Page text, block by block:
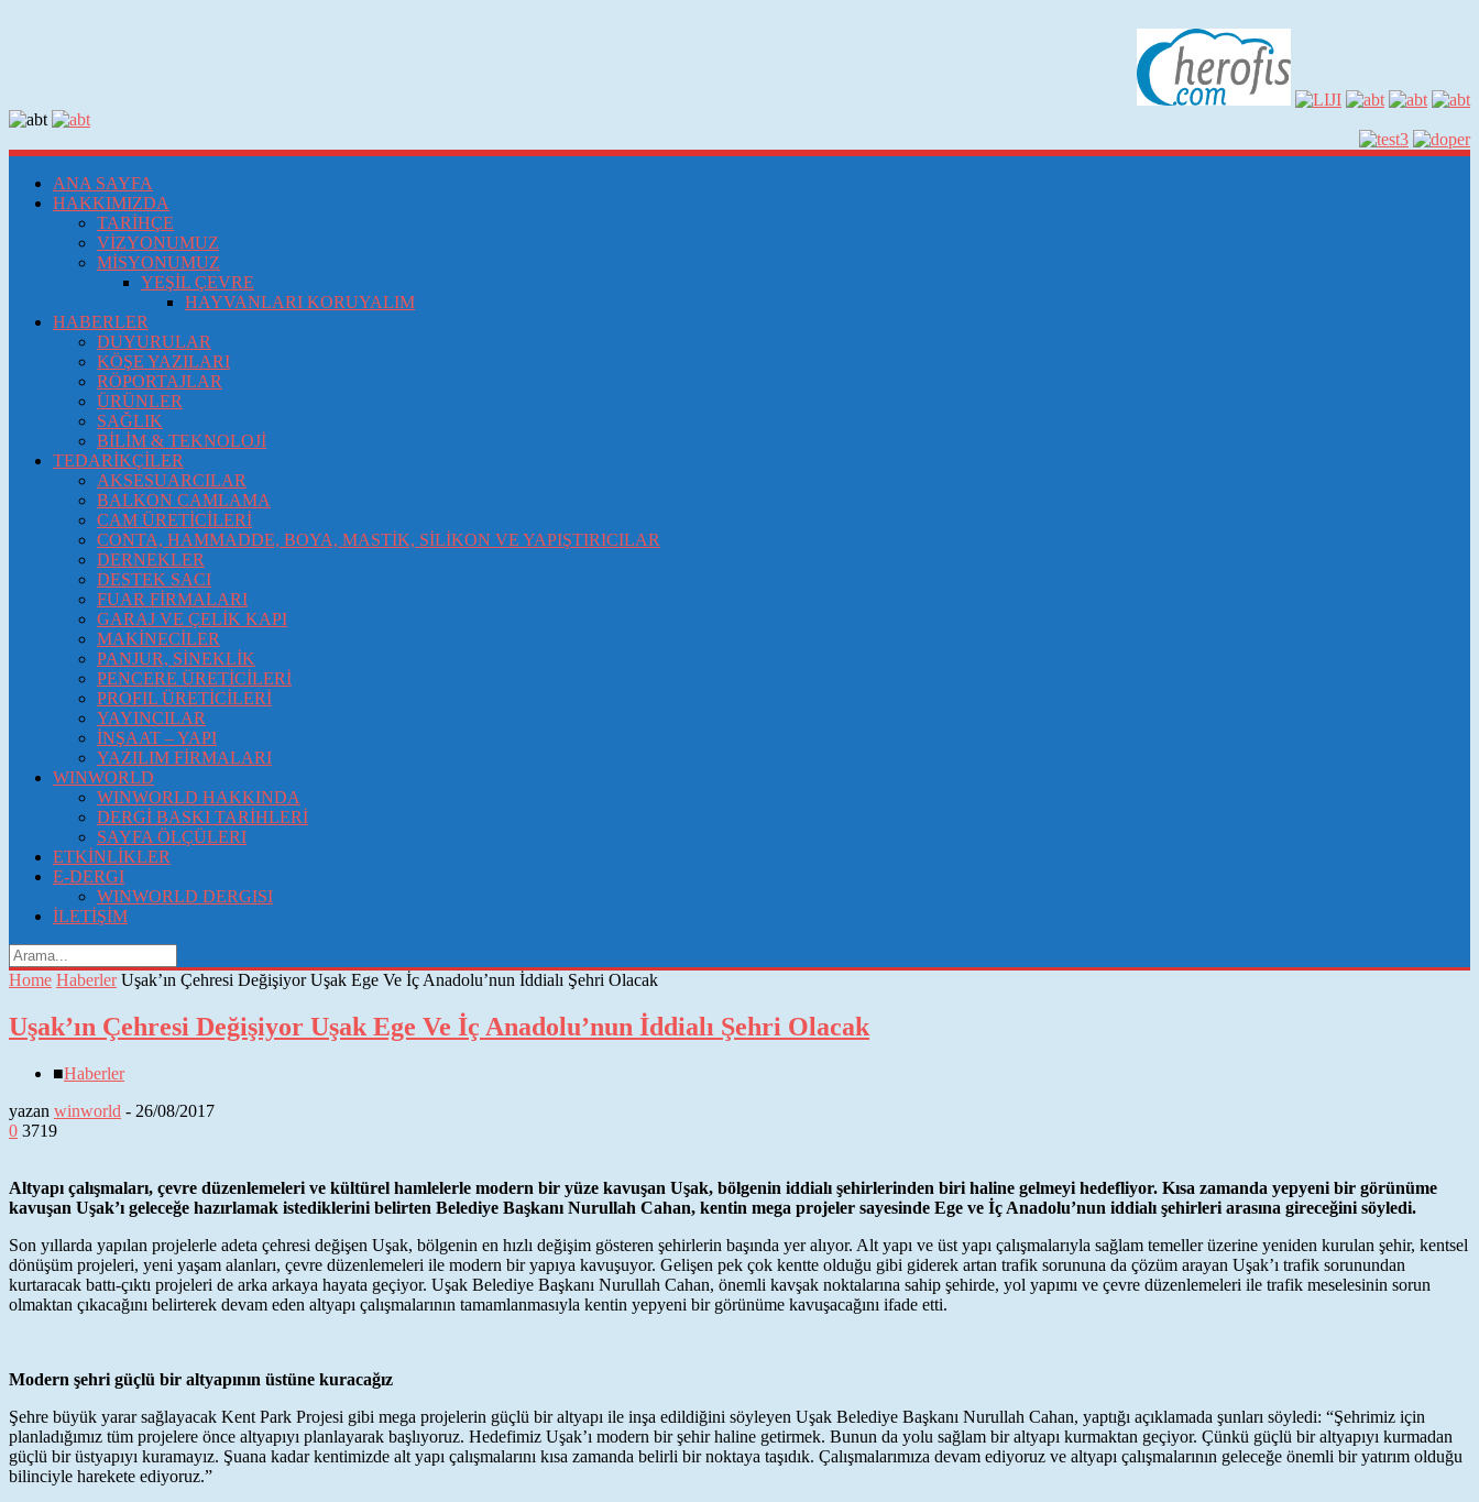
ANA SAYFA
HAKKIMIZDA
TARİHÇE
VİZYONUMUZ
MİSYONUMUZ
YEŞİL ÇEVRE
HAYVANLARI KORUYALIM
HABERLER
DUYURULAR
KÖŞE YAZILARI
RÖPORTAJLAR
ÜRÜNLER
SAĞLIK
BİLİM & TEKNOLOJİ
TEDARİKÇİLER
AKSESUARCILAR
BALKON CAMLAMA
CAM ÜRETİCİLERİ
CONTA, HAMMADDE, BOYA, MASTİK, SİLİKON VE YAPIŞTIRICILAR
DERNEKLER
DESTEK SACI
FUAR FİRMALARI
GARAJ VE ÇELİK KAPI
MAKİNECİLER
PANJUR, SİNEKLİK
PENCERE ÜRETİCİLERİ
PROFIL ÜRETİCİLERİ
YAYINCILAR
İNŞAAT – YAPI
YAZILIM FİRMALARI
WINWORLD
WINWORLD HAKKINDA
DERGİ BASKI TARİHLERİ
SAYFA ÖLÇÜLERI
ETKİNLİKLER
E-DERGI
WINWORLD DERGISI
İLETİŞİM
Home Haberler Uşak’ın Çehresi Değişiyor Uşak Ege Ve İç Anadolu’nun İddialı Şehri Olacak
Uşak’ın Çehresi Değişiyor Uşak Ege Ve İç Anadolu’nun İddialı Şehri Olacak
■Haberler
yazan winworld - 26/08/2017
0 3719
Altyapı çalışmaları, çevre düzenlemeleri ve kültürel hamlelerle modern bir yüze kavuşan Uşak, bölgenin iddialı şehirlerinden biri haline gelmeyi hedefliyor. Kısa zamanda yepyeni bir görünüme
kavuşan Uşak’ı geleceğe hazırlamak istediklerini belirten Belediye Başkanı Nurullah Cahan, kentin mega projeler sayesinde Ege ve İç Anadolu’nun iddialı şehirleri arasına gireceğini söyledi.
Son yıllarda yapılan projelerle adeta çehresi değişen Uşak, bölgenin en hızlı değişim gösteren şehirlerin başında yer alıyor. Alt yapı ve üst yapı çalışmalarıyla sağlam temeller üzerine yeniden kurulan şehir, kentsel
dönüşüm projeleri, yeni yaşam alanları, çevre düzenlemeleri ile modern bir yapıya kavuşuyor. Gelişen pek çok kentte olduğu gibi giderek artan trafik sorununa da çözüm arayan Uşak’ı trafik sorunundan
kurtaracak battı-çıktı projeleri de arka arkaya hayata geçiyor. Uşak Belediye Başkanı Nurullah Cahan, önemli kavşak noktalarına sahip şehirde, yol yapımı ve çevre düzenlemeleri ile trafik meselesinin sorun
olmaktan çıkacağını belirterek devam eden altyapı çalışmalarının tamamlanmasıyla kentin yepyeni bir görünüme kavuşacağını ifade etti.
Modern şehri güçlü bir altyapının üstüne kuracağız
Şehre büyük yarar sağlayacak Kent Park Projesi gibi mega projelerin güçlü bir altyapı ile inşa edildiğini söyleyen Uşak Belediye Başkanı Nurullah Cahan, yaptığı açıklamada şunları söyledi: “Şehrimiz için
planladığımız tüm projelere önce altyapıyı planlayarak başlıyoruz. Hedefimiz Uşak’ı modern bir şehir haline getirmek. Bunun da yolu sağlam bir altyapı kurmaktan geçiyor. Çünkü güçlü bir altyapıyı kurmadan
güçlü bir üstyapıyı kuramayız. Şuana kadar kentimizde alt yapı çalışmalarını kısa zamanda belirli bir noktaya taşıdık. Çalışmalarımıza devam ediyoruz ve altyapı çalışmalarının geleceğe önemli bir yatırım olduğu
bilinciyle harekete ediyoruz.”